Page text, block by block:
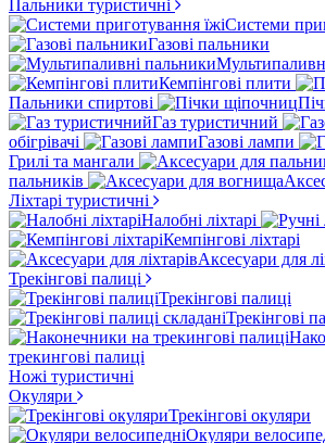
Пальники туристичні
Системи
Газові пальники
Кемпінгові плити
Пальники спиртові
Газ туристичний
обігрівачі
Газові лампи
Грилі та мангали
пальників
Ліхтарі туристичні
Налобні ліхтарі
Кемпінгові ліхтарі
Аксесуари для
Трекінгові палиці
Трекінгові палиці
Трекінгові
трекингові палиці
Ножі туристичні
Окуляри
Трекінгові окуляри
Окуляри